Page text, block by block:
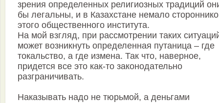
зрения определенных религиозных традиций
бы легальны, и в Казахстане немало
этого общественного института.
На мой взгляд, при рассмотрении таких
может возникнуть определенная путаница – где
токальство, а где измена. Так что, наверное,
придется все это как-то законодательно
разграничивать.
Наказывать надо не тюрьмой, а деньгами